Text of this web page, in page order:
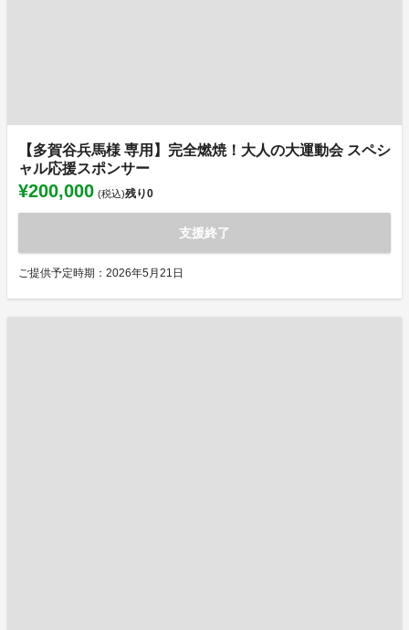
【多賀谷兵馬様 専用】完全燃焼！大人の大運動会 スペシ
ャル応援スポンサー
¥200,000 (税込)残り0
支援終了
ご提供予定時期：2026年5月21日